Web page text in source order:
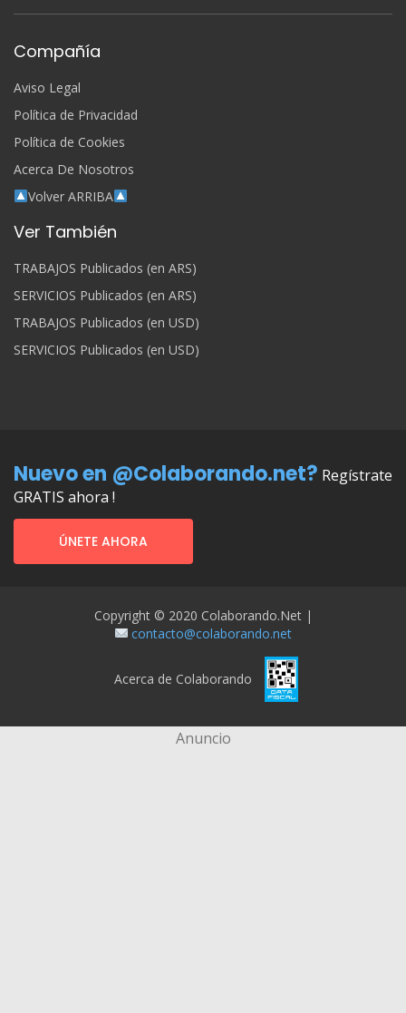
Compañía
Aviso Legal
Política de Privacidad
Política de Cookies
Acerca De Nosotros
Volver ARRIBA
Ver También
TRABAJOS Publicados (en ARS)
SERVICIOS Publicados (en ARS)
TRABAJOS Publicados (en USD)
SERVICIOS Publicados (en USD)
Nuevo en @Colaborando.net? Regístrate
GRATIS ahora !
ÚNETE AHORA
Copyright © 2020 Colaborando.net |
contacto@colaborando.net
Acerca de Colaborando
Anuncio